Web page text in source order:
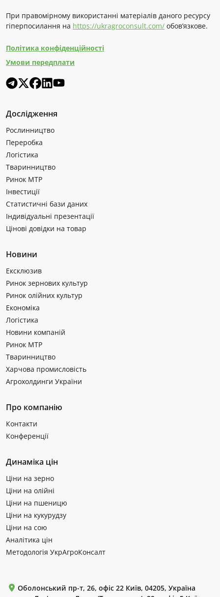
При правомірному використанні матеріалів даного ресурсу
гіперпосилання на https://ukragroconsult.com/ обов’язкове.
Політика конфіденційності
Умови передплати
Дослідження
Рослинництво
Переробка
Логістика
Тваринництво
Ринок МТР
Інвестиції
Статистичні бази даних
Індивідуальні презентації
Цінові довідки на товар
Новини
Ексклюзив
Ринок зернових культур
Ринок олійних культур
Економіка
Логістика
Новини компаній
Ринок МТР
Тваринництво
Харчова промисловість
Агрохолдинги України
Про компанію
Контакти
Конференції
Динаміка цін
Ціни на зерно
Ціни на олійні
Ціни на пшеницю
Ціни на кукурудзу
Ціни на сою
Аналітика цін
Методологія УкрАгроКонсалт
Оболонський пр-т, 26, офіс 22 Київ, 04205, Україна